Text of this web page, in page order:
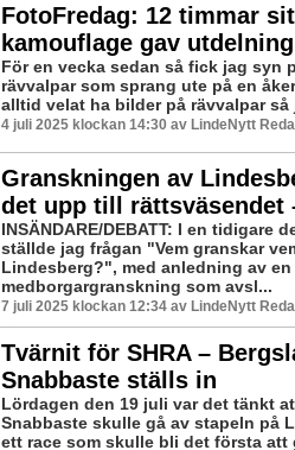
FotoFredag: 12 timmar
kamouflage gav utdelning
För en vecka sedan så fick jag syn
rävvalpar som sprang ute på en
alltid velat ha bilder på rävvalpar så
4 juli 2025 klockan 14:30 av LindeNytt
Granskningen av
det upp till rättsväsendet
INSÄNDARE/DEBATT: I en tidigare
ställde jag frågan "Vem granskar
Lindesberg?", med anledning av en
medborgargranskning som avsl...
7 juli 2025 klockan 12:34 av LindeNytt
Tvärnit för SHRA –
Snabbaste ställs in
Lördagen den 19 juli var det tänkt
Snabbaste skulle gå av stapeln på
ett race som skulle bli det första att